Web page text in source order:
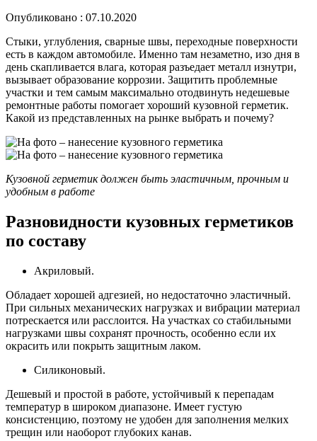
Опубликовано : 07.10.2020
Стыки, углубления, сварные швы, переходные поверхности
есть в каждом автомобиле. Именно там незаметно, изо дня в
день скапливается влага, которая разъедает металл изнутри,
вызывает образование коррозии. Защитить проблемные
участки и тем самым максимально отодвинуть недешевые
ремонтные работы помогает хороший кузовной герметик.
Какой из представленных на рынке выбрать и почему?
Кузовной герметик должен быть эластичным, прочным и
удобным в работе
Разновидности кузовных герметиков
по составу
Акриловый.
Обладает хорошей адгезией, но недостаточно эластичный.
При сильных механических нагрузках и вибрации материал
потрескается или расслоится. На участках со стабильными
нагрузками швы сохранят прочность, особенно если их
окрасить или покрыть защитным лаком.
Силиконовый.
Дешевый и простой в работе, устойчивый к перепадам
температур в широком диапазоне. Имеет густую
консистенцию, поэтому не удобен для заполнения мелких
трещин или наоборот глубоких канав.